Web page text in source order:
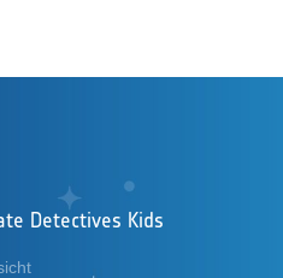
Detectives Kids